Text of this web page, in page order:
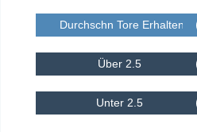
Durchschn Tore Erhalten
Über 2.5
Unter 2.5